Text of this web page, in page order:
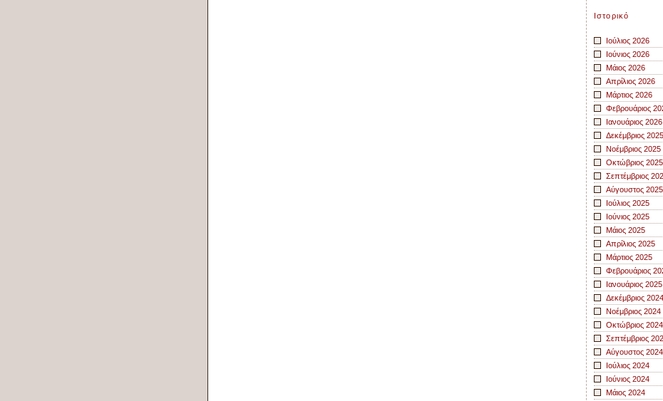
Ιστορικό
Ιούλιος 2026
Ιούνιος 2026
Μάιος 2026
Απρίλιος 2026
Μάρτιος 2026
Φεβρουάριος
Ιανουάριος 2026
Δεκέμβριος 2025
Νοέμβριος 2025
Οκτώβριος 2025
Σεπτέμβριος
Αύγουστος 2025
Ιούλιος 2025
Ιούνιος 2025
Μάιος 2025
Απρίλιος 2025
Μάρτιος 2025
Φεβρουάριος
Ιανουάριος 2025
Δεκέμβριος 2024
Νοέμβριος 2024
Οκτώβριος 2024
Σεπτέμβριος
Αύγουστος 2024
Ιούλιος 2024
Ιούνιος 2024
Μάιος 2024